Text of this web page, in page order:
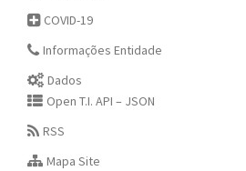
COVID-19
Informações Entidade
Dados
Open T.I. API – JSON
RSS
Mapa Site